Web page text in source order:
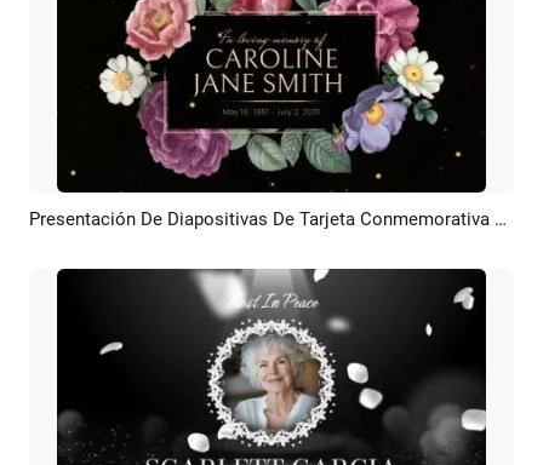
Previsualizar Crear IA Presentación De Diapositivas De Tarjeta Conmemorativa De Amor De Funeral Floral